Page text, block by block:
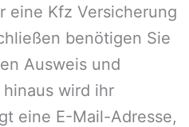
eine Kfz Versicherung
benötigen Sie
Ausweis und
wird ihr
eine E-Mail-Adresse,